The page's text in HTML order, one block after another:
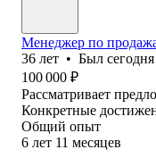
Менеджер по
36 лет • Был сегодня
100 000 ₽
Рассматривает
Конкретные
Общий опыт
6 лет 11 месяцев